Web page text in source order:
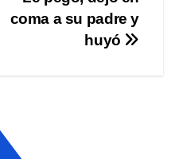
coma a su padre y
huyó